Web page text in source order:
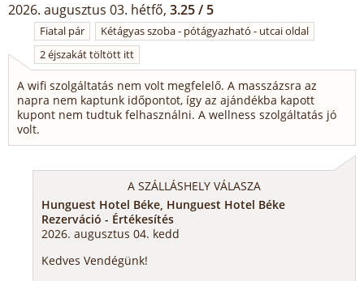
2026. augusztus 03. hétfő, 3.25 / 5
Fiatal pár
Kétágyas szoba - pótágyazható - utcai oldal
2 éjszakát töltött itt
A wifi szolgáltatás nem volt megfelelő. A masszázsra az
napra nem kaptunk időpontot, így az ajándékba kapott
kupont nem tudtuk felhasználni. A wellness szolgáltatás jó
volt.
A SZÁLLÁSHELY VÁLASZA
Hunguest Hotel Béke, Hunguest Hotel Béke
Rezerváció - Értékesítés
2026. augusztus 04. kedd
Kedves Vendégünk!